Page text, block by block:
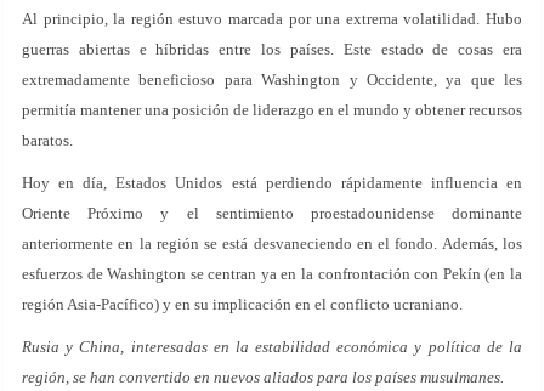
Al principio, la región estuvo marcada por una extrema volatilidad. Hubo
guerras abiertas e híbridas entre los países. Este estado de cosas era
extremadamente beneficioso para Washington y Occidente, ya que les
permitía mantener una posición de liderazgo en el mundo y obtener recursos
baratos.
Hoy en día, Estados Unidos está perdiendo rápidamente influencia en
Oriente Próximo y el sentimiento proestadounidense dominante
anteriormente en la región se está desvaneciendo en el fondo. Además, los
esfuerzos de Washington se centran ya en la confrontación con Pekín (en la
región Asia-Pacífico) y en su implicación en el conflicto ucraniano.
Rusia y China, interesadas en la estabilidad económica y política de la
región, se han convertido en nuevos aliados para los países musulmanes.